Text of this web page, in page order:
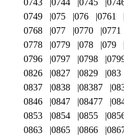
0743
0744 0745
0749
075 076 0761
0768
077 0770 0771
0778
0779 078 079
0796
0797 0798
0826
0827 0829 083
0837
0838 08387
0846
0847 08477
0853
0854 0855
0863
0865 0866